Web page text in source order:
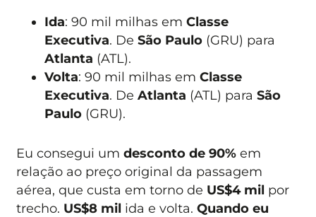
Ida: 90 mil milhas emClasse
Executiva. DeSão Paulo (GRU) para
Atlanta (ATL).
Volta: 90 mil milhas emClasse
Executiva. DeAtlanta (ATL) paraSão
Paulo (GRU).
Eu consegui umdesconto de 90% em
relação ao preço original da passagem
aérea, que custa em torno de US$4 mil por
trecho. US$8 mil ida e volta.Quando eu